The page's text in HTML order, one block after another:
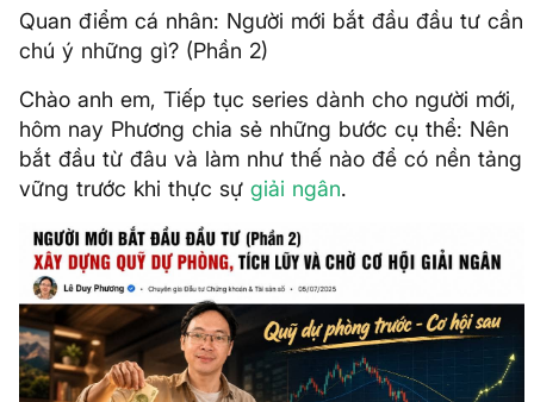
Quan điểm cá nhân: Người mới bắt đầu đầu tư cần
chú ý những gì? (Phần 2)
Chào anh em, Tiếp tục series dành cho người mới,
hôm nay Phương chia sẻ những bước cụ thể: Nên
bắt đầu từ đâu và làm như thế nào để có nền tảng
vững trước khi thực sự giải ngân.